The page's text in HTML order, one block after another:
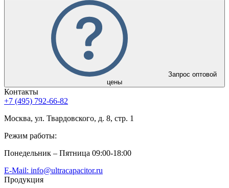
Запрос оптовой
цены
Контакты
+7 (495) 792-66-82
Москва, ул. Твардовского, д. 8, стр. 1
Режим работы:
Понедельник – Пятница 09:00-18:00
E-Mail: info@ultracapacitor.ru
Продукция